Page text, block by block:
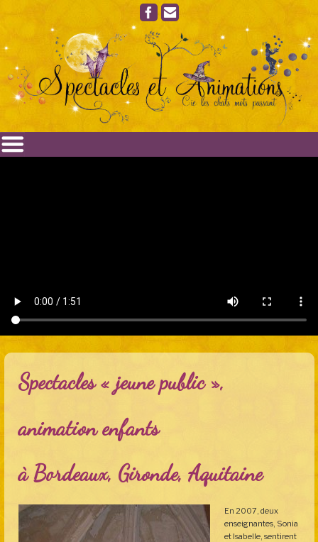
Spectacles « jeune public »,
animation enfants
à Bordeaux, Gironde, Aquitaine
En 2007, deux
enseignantes, Sonia
et Isabelle, sentirent